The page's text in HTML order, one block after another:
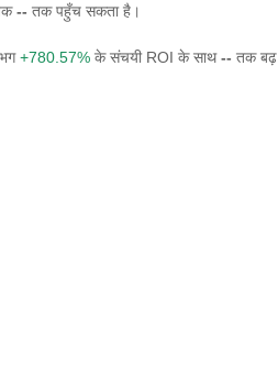
-- तक पहुँच सकता है।
+780.57% के संचयी ROI के साथ-- तक बढ़